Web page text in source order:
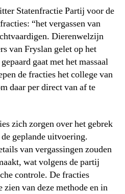
Statenfractie Partij voor de
“het vergassen van
Dierenwelzijn
van Fryslan gelet op het
gaat met het massaal
de fracties het college van
daar per direct van af te
zich zorgen over het gebrek
geplande uitvoering.
van vergassingen zouden
wat volgens de partij
controle. De fracties
zien van deze methode en in